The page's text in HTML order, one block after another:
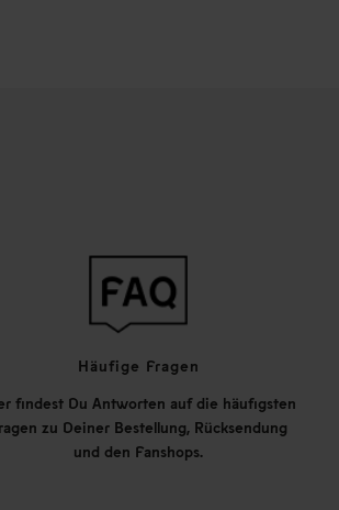
Häufige Fragen
findest Du Antworten auf die häufigsten
zu Deiner Bestellung, Rücksendung
und den Fanshops.